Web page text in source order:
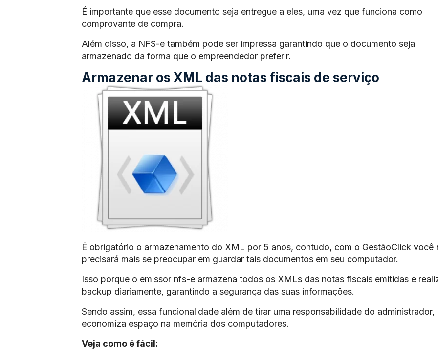
É importante que esse documento seja entregue a eles, uma vez que funciona como
comprovante de compra.
Além disso, a NFS-e também pode ser impressa garantindo que o documento seja
armazenado da forma que o empreendedor preferir.
Armazenar os XML das notas fiscais de serviço
É obrigatório o armazenamento do XML por 5 anos, contudo, com o GestãoClick você
precisará mais se preocupar em guardar tais documentos em seu computador.
Isso porque o emissor nfs-e armazena todos os XMLs das notas fiscais emitidas e
backup diariamente, garantindo a segurança das suas informações.
Sendo assim, essa funcionalidade além de tirar uma responsabilidade do administrador,
economiza espaço na memória dos computadores.
Veja como é fácil: